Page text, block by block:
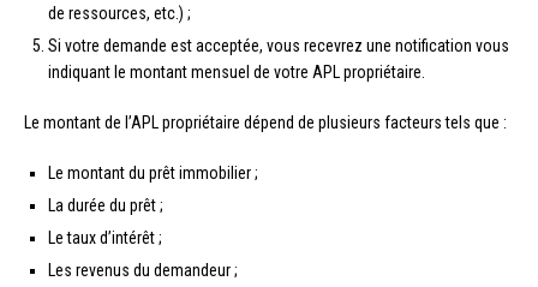
de ressources, etc.) ;
Si votre demande est acceptée, vous recevrez une notification vous
indiquant le montant mensuel de votre APL propriétaire.
Le montant de l’APL propriétaire dépend de plusieurs facteurs tels que :
Le montant du prêt immobilier ;
La durée du prêt ;
Le taux d’intérêt ;
Les revenus du demandeur ;